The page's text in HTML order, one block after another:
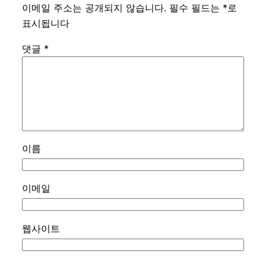
이메일 주소는 공개되지 않습니다. 필수 필드는 *로
표시됩니다
댓글 *
이름
이메일
웹사이트